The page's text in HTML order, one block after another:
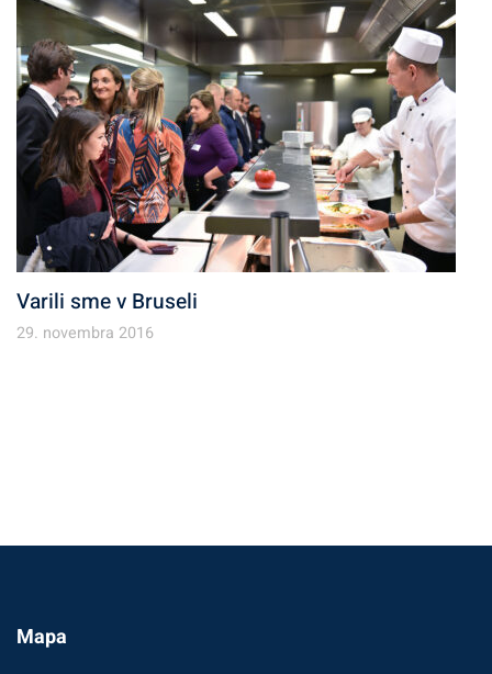
Varili sme v Bruseli
29. novembra 2016
Mapa